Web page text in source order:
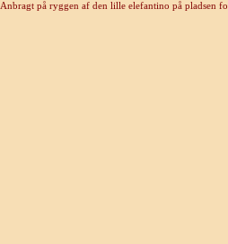
Anbragt på ryggen af den lille elefantino på pladsen